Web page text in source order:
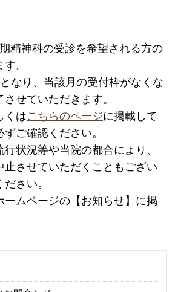
精神科の受診を希望される方の
。
なり、当該月の受付枠がなくな
せていただきます。
くはこちらのページに掲載して
ご確認ください。
状況等や当院の都合により、
止させていただくこともござい
さい。
ームページの【お知らせ】に掲